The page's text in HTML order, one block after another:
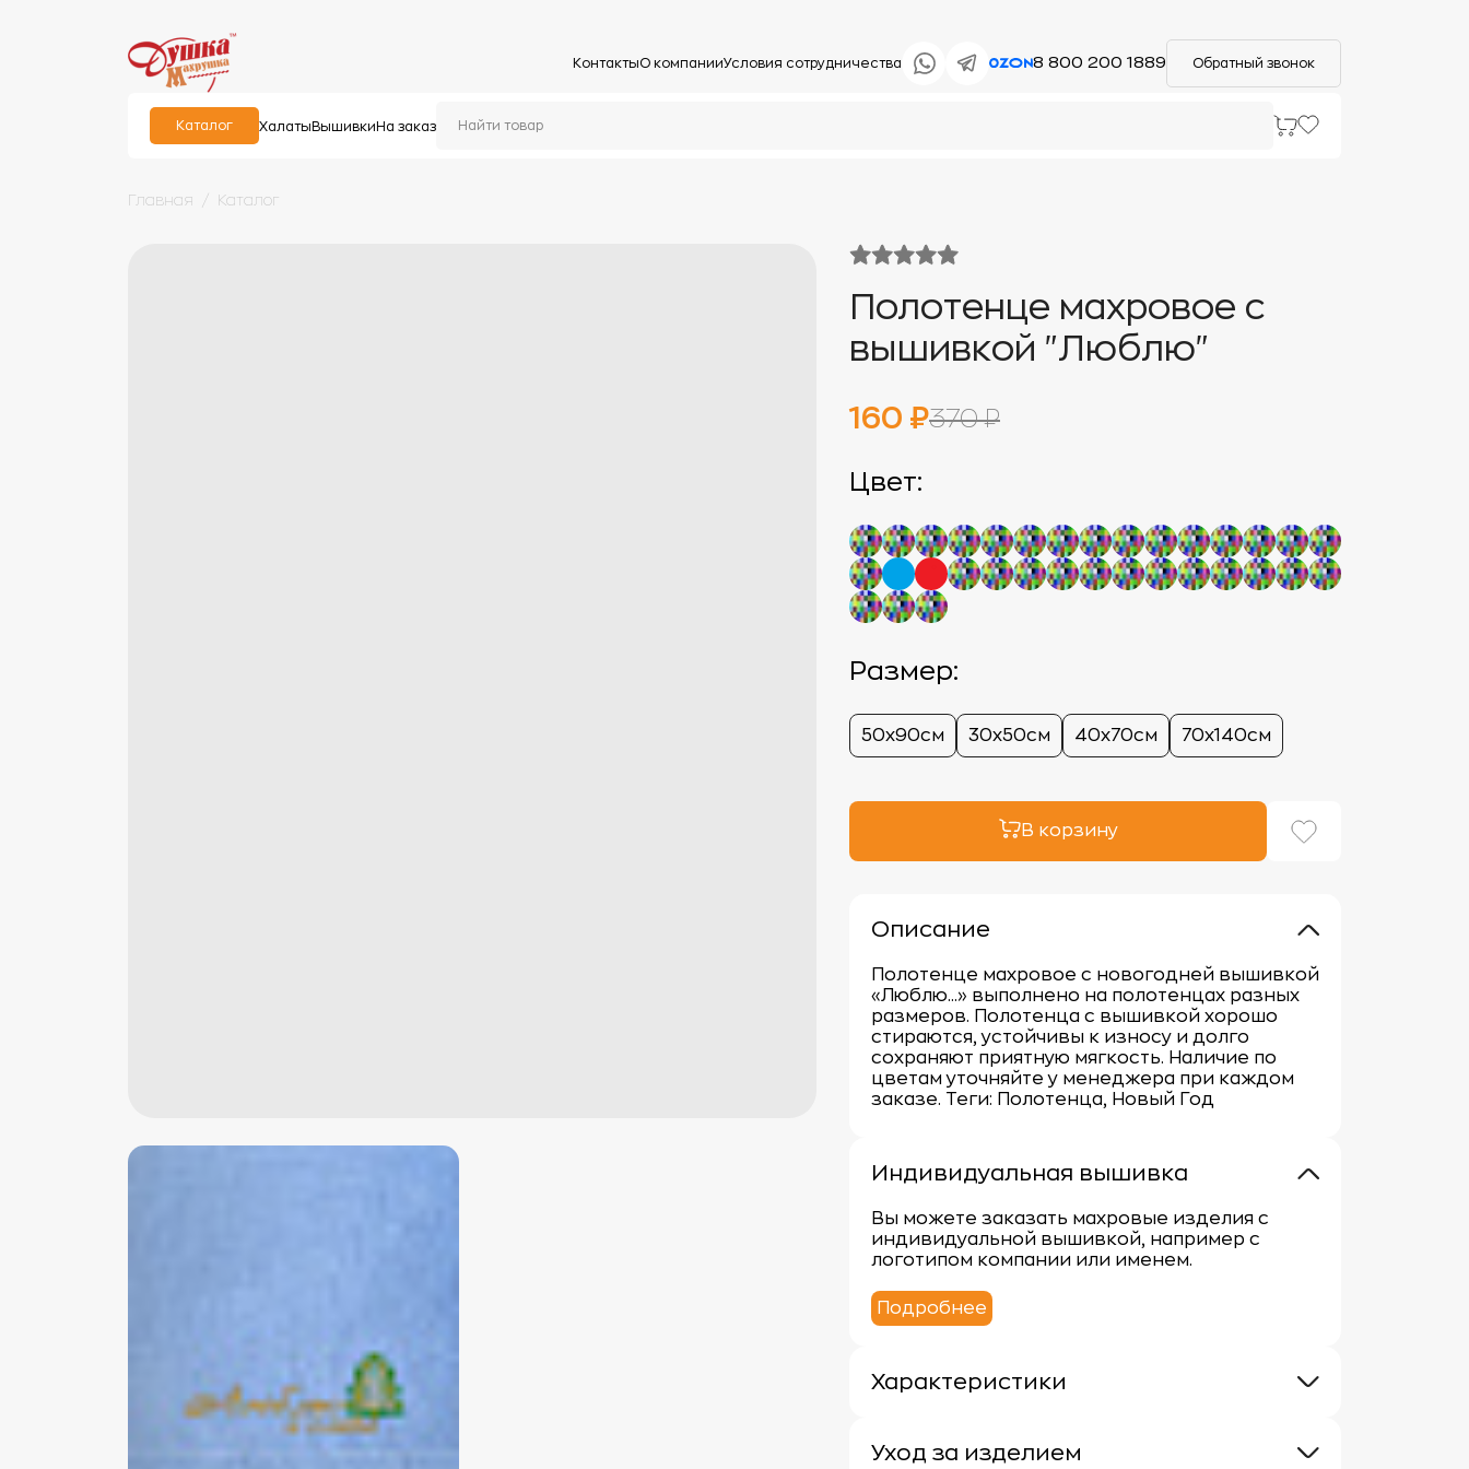
КонтактыО компанииУсловия сотрудничества 8 800 200 1889 Обратный звонок
Каталог Халаты Вышивки На заказ
Главная Каталог
Полотенце махровое с
вышивкой "Люблю"
160 ₽370 ₽
Цвет:
Размер:
50х90см 30х50см 40х70см 70х140см
В корзину
Описание
Полотенце махровое с новогодней вышивкой
«Люблю...» выполнено на полотенцах разных
размеров. Полотенца с вышивкой хорошо
стираются, устойчивы к износу и долго
сохраняют приятную мягкость. Наличие по
цветам уточняйте у менеджера при каждом
заказе. Теги: Полотенца, Новый Год
Индивидуальная вышивка
Вы можете заказать махровые изделия с
индивидуальной вышивкой, например с
логотипом компании или именем.
Подробнее
Характеристики
Материал: 100% хлопок
Уход за изделием